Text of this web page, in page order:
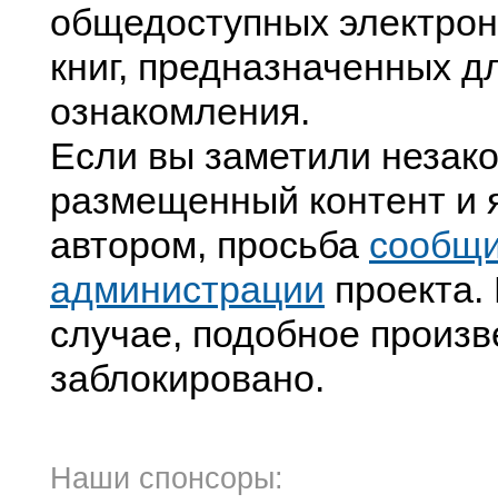
общедоступных
книг, предназначенных
ознакомления.
Если вы заметили
размещенный контент и
автором, просьба
администрации
случае, подобное
заблокировано.
Наши спонсоры: